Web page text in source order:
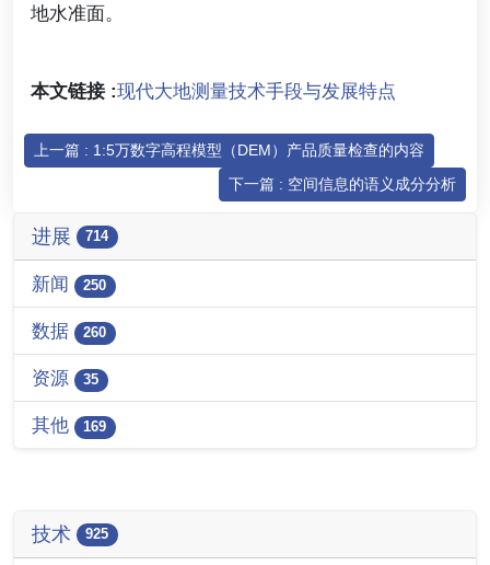
地水准面。
本文链接 :现代大地测量技术手段与发展特点
上一篇 : 1:5万数字高程模型（DEM）产品质量检查的内容
下一篇 : 空间信息的语义成分分析
进展 714
新闻 250
数据 260
资源 35
其他 169
技术 925